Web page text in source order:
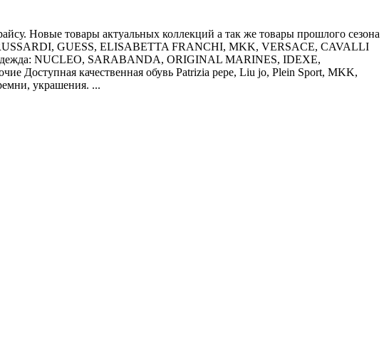
Новые товары актуальных коллекций а так же товары прошлого сезона
GUESS, ELISABETTA FRANCHI, MKK, VERSACE, CAVALLI
NUCLEO, SARABANDA, ORIGINAL MARINES, IDEXE,
качественная обувь Patrizia pepe, Liu jo, Plein Sport, MKK,
украшения. ...